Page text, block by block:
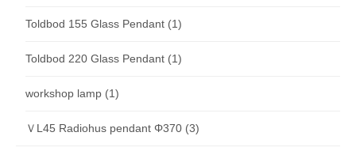
Toldbod 155 Glass Pendant (1)
Toldbod 220 Glass Pendant (1)
workshop lamp (1)
ＶL45 Radiohus pendant Φ370 (3)